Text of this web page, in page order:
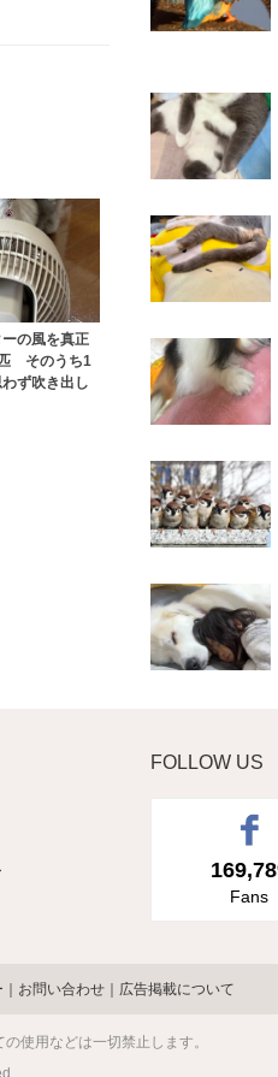
の風を真正
そのうち1
ず吹き出し
FOLLOW US
Fans
お問い合わせ 広告掲載について
使用などは一切禁止します。